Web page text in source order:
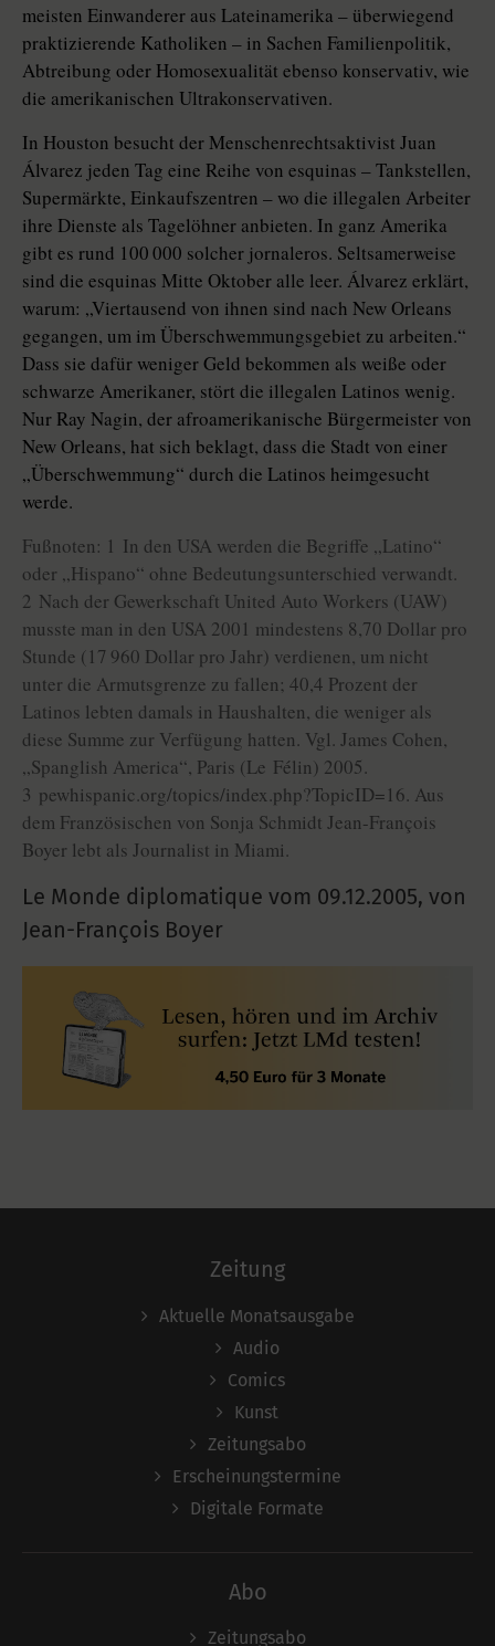
meisten Einwanderer aus Lateinamerika – überwiegend
praktizierende Katholiken – in Sachen Familienpolitik,
Abtreibung oder Homosexualität ebenso konservativ, wie
die amerikanischen Ultrakonservativen.
In Houston besucht der Menschenrechtsaktivist Juan
Álvarez jeden Tag eine Reihe von esquinas – Tankstellen,
Supermärkte, Einkaufszentren – wo die illegalen Arbeiter
ihre Dienste als Tagelöhner anbieten. In ganz Amerika
gibt es rund 100 000 solcher jornaleros. Seltsamerweise
sind die esquinas Mitte Oktober alle leer. Álvarez erklärt,
warum: „Viertausend von ihnen sind nach New Orleans
gegangen, um im Überschwemmungsgebiet zu arbeiten.“
Dass sie dafür weniger Geld bekommen als weiße oder
schwarze Amerikaner, stört die illegalen Latinos wenig.
Nur Ray Nagin, der afroamerikanische Bürgermeister von
New Orleans, hat sich beklagt, dass die Stadt von einer
„Überschwemmung“ durch die Latinos heimgesucht
werde.
Fußnoten: 1 In den USA werden die Begriffe „Latino“
oder „Hispano“ ohne Bedeutungsunterschied verwandt.
2 Nach der Gewerkschaft United Auto Workers (UAW)
musste man in den USA 2001 mindestens 8,70 Dollar pro
Stunde (17 960 Dollar pro Jahr) verdienen, um nicht
unter die Armutsgrenze zu fallen; 40,4 Prozent der
Latinos lebten damals in Haushalten, die weniger als
diese Summe zur Verfügung hatten. Vgl. James Cohen,
„Spanglish America“, Paris (Le Félin) 2005.
3 pewhispanic.org/topics/index.php?TopicID=16. Aus
dem Französischen von Sonja Schmidt Jean-François
Boyer lebt als Journalist in Miami.
Le Monde diplomatique vom 09.12.2005, von
Jean-François Boyer
Zeitung
Aktuelle Monatsausgabe
Audio
Comics
Kunst
Zeitungsabo
Erscheinungstermine
Digitale Formate
Abo
Zeitungsabo